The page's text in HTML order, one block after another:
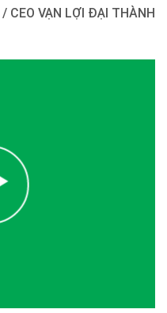
/ CEO VẠN LỢI ĐẠI THÀNH